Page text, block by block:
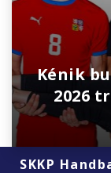
Kénik
2026
SKKP